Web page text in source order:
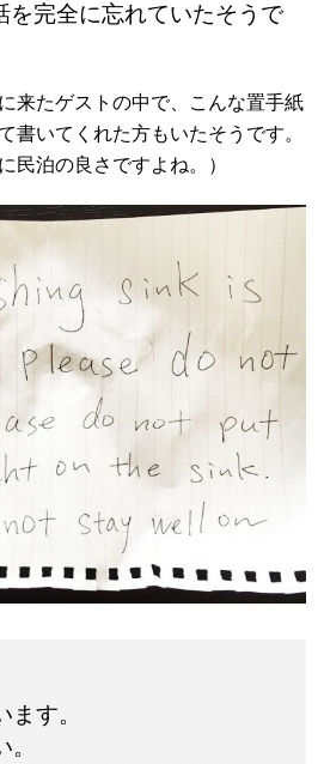
を完全に忘れていたそうで
来たゲストの中で、こんな置手紙
書いてくれた方もいたそうです。
民泊の良さですよね。）
す。